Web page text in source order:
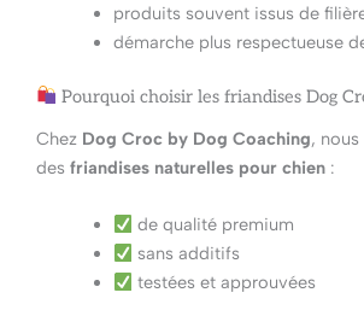
produits souvent issus de
démarche plus respectueuse
Pourquoi choisir les friandises Dog
Chez Dog Croc by Dog Coaching,
des friandises naturelles pour chien :
de qualité premium
sans additifs
testées et approuvées